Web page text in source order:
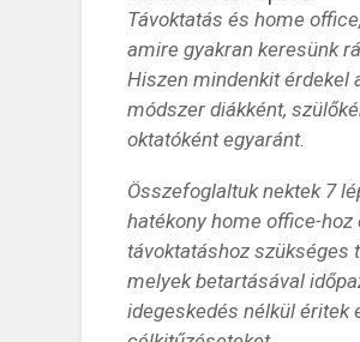
Távoktatás és home
amire gyakran keresünk
Hiszen mindenkit érdekel
módszer diákként,
oktatóként egyaránt.
Összefoglaltuk nektek 7
hatékony home office-hoz
távoktatáshoz szükséges
melyek betartásával
idegeskedés nélkül éritek